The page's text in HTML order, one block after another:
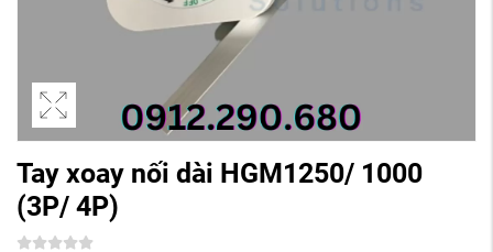
Tay xoay nối dài HGM1250/ 1000
(3P/ 4P)